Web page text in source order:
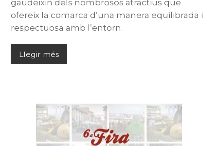
gaudeixin dels nombrosos atractius que
ofereix la comarca d’una manera equilibrada i
respectuosa amb l’entorn.
Llegir més